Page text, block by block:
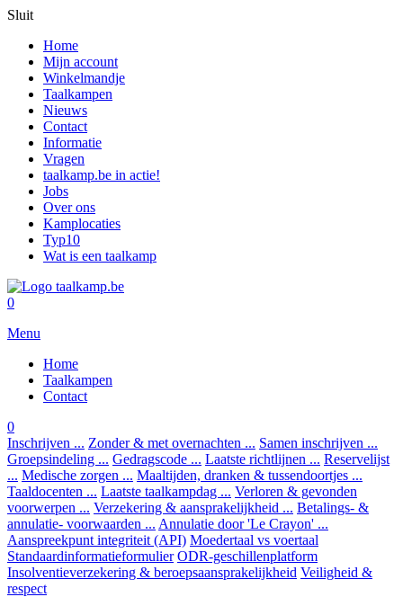
Sluit
Home
Mijn account
Winkelmandje
Taalkampen
Nieuws
Contact
Informatie
Vragen
taalkamp.be in actie!
Jobs
Over ons
Kamplocaties
Typ10
Wat is een taalkamp
0
Menu
Home
Taalkampen
Contact
0
Inschrijven ... Zonder & met overnachten ... Samen inschrijven ...
Groepsindeling ... Gedragscode ... Laatste richtlijnen ... Reservelijst
... Medische zorgen ... Maaltijden, dranken & tussendoortjes ...
Taaldocenten ... Laatste taalkampdag ... Verloren & gevonden
voorwerpen ... Verzekering & aansprakelijkheid ... Betalings- &
annulatie- voorwaarden ... Annulatie door 'Le Crayon' ...
Aanspreekpunt integriteit (API) Moedertaal vs voertaal
Standaardinformatieformulier ODR-geschillenplatform
Insolventieverzekering & beroepsaansprakelijkheid Veiligheid &
respect